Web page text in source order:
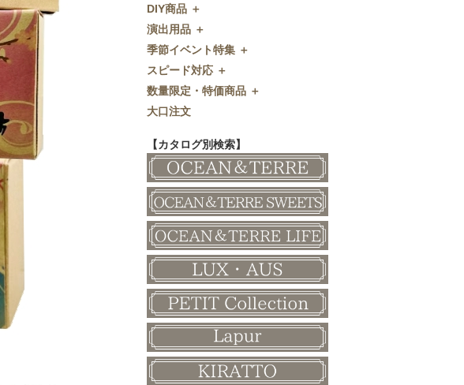
ドラジェ
プチタオル
席札立て
耳かき＆ぺん
紅茶＆コーヒー
和風プチギフト
その他
名入れ贈呈品
特選ギフト
珈琲・紅茶
鰹節・フード
印刷代行
ディズニーシリーズ
クロックギフト
Grace
ガラス
フラワータイプ
ペンダントクロック
ミラー
メッセージパズル
似顔絵
和風ボード
内祝い 出産祝い
DIY商品 ＋
DIY商品
演出用品 ＋
演出用品
リングピロー
ブーケプルズ
結婚証明書
その他
季節イベント特集 ＋
季節イベント特集
サクラ
クローバー
クリスマス
バレンタイン
ホワイトデー
母の日
父の日
敬老の日
スピード対応 ＋
スピード対応
即日お急ぎ発送
数量限定・特価商品 ＋
数量限定・特価商品
大口注文
【カタログ別検索】